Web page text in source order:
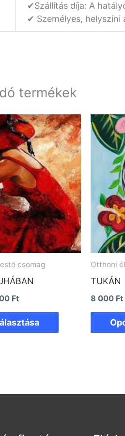
✔Szállítás díja: A
✔ Személyes,
termékek
csomag
Ft
Ártartomány:
8
000 Ft
-
10
500 Ft
Ennek
a
terméknek
több
variációja
van.
A
változatok
a
termékoldalon
választhatók
Otthoni
TUKÁN
8 000 Ft